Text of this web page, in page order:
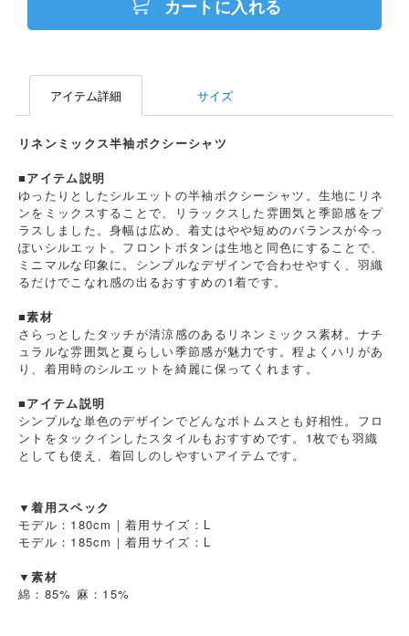
カートに入れる
アイテム詳細 サイズ
リネンミックス半袖ボクシーシャツ
■アイテム説明
ゆったりとしたシルエットの半袖ボクシーシャツ。生地にリネ
ンをミックスすることで、リラックスした雰囲気と季節感をプ
ラスしました。身幅は広め、着丈はやや短めのバランスが今っ
ぽいシルエット。フロントボタンは生地と同色にすることで、
ミニマルな印象に。シンプルなデザインで合わせやすく、羽織
るだけでこなれ感の出るおすすめの1着です。
■素材
さらっとしたタッチが清涼感のあるリネンミックス素材。ナチ
ュラルな雰囲気と夏らしい季節感が魅力です。程よくハリがあ
り、着用時のシルエットを綺麗に保ってくれます。
■アイテム説明
シンプルな単色のデザインでどんなボトムスとも好相性。フロ
ントをタックインしたスタイルもおすすめです。1枚でも羽織
としても使え、着回しのしやすいアイテムです。
▼着用スペック
モデル：180cm｜着用サイズ：L
モデル：185cm｜着用サイズ：L
▼素材
綿：85% 麻：15%